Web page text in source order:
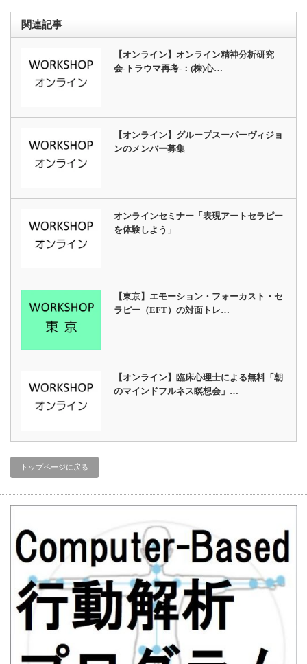
関連記事
【オンライン】オンライン精神分析研究
会-トラウマ再考-：(株)心…
【オンライン】グループスーパーヴィジョ
ンのメンバー募集
オンラインセミナー「表現アートセラピー
を体験しよう」
【東京】エモーション・フォーカスト・セ
ラピー（EFT）の対面トレ…
【オンライン】臨床心理士による無料「朝
のマインドフルネス瞑想会」…
トップページに戻る